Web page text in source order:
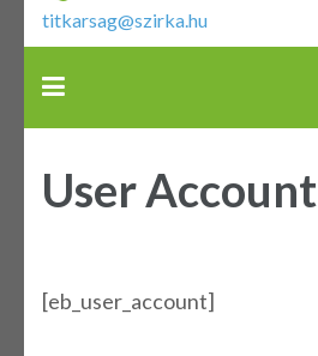
titkarsag@szirka.hu
User Account
[eb_user_account]